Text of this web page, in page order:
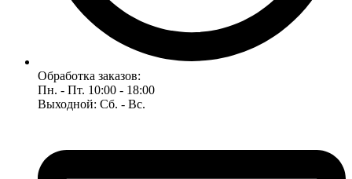
Обработка заказов:
Пн. - Пт. 10:00 - 18:00
Выходной: Сб. - Вс.